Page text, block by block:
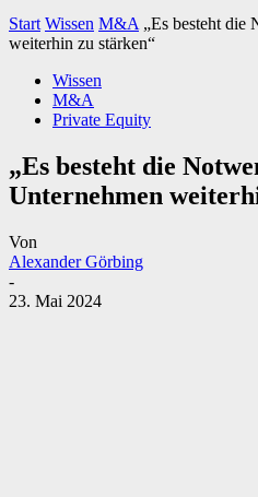
Start Wissen M&A „Es besteht die
weiterhin zu stärken“
Wissen
M&A
Private Equity
„Es besteht die
Unternehmen
Von
Alexander Görbing
-
23. Mai 2024